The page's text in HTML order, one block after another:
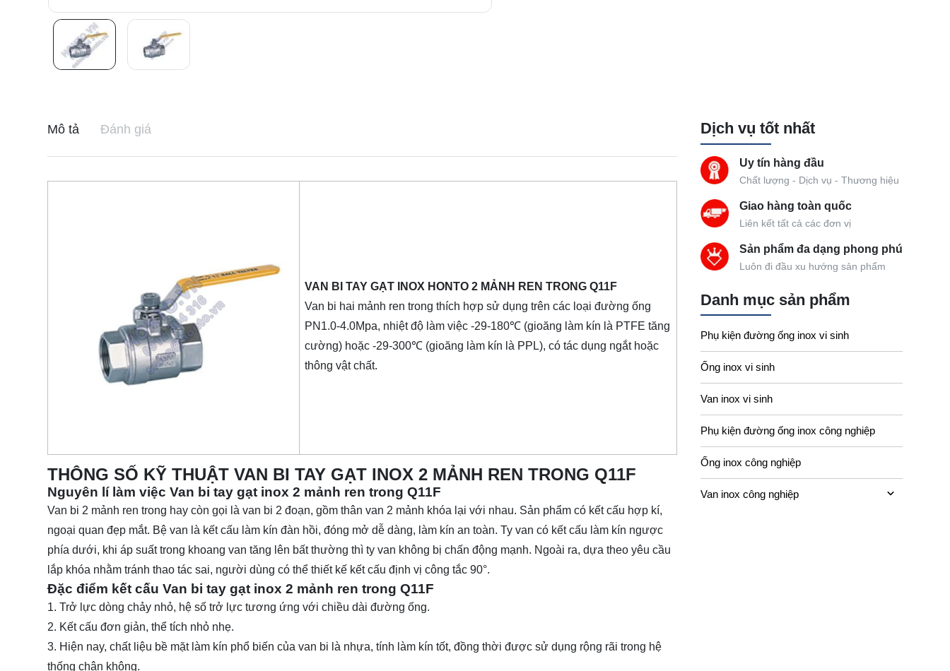
Mô tả Đánh giá
VAN BI TAY GẠT INOX HONTO 2 MẢNH REN TRONG Q11F
Van bi hai mảnh ren trong thích hợp sử dụng trên các loại đường ống
PN1.0-4.0Mpa, nhiệt độ làm việc -29-180℃ (gioăng làm kín là PTFE tăng
cường) hoặc -29-300℃ (gioăng làm kín là PPL), có tác dụng ngắt hoặc
thông vật chất.
THÔNG SỐ KỸ THUẬT VAN BI TAY GẠT INOX 2 MẢNH REN TRONG Q11F
Nguyên lí làm việc Van bi tay gạt inox 2 mảnh ren trong Q11F
Van bi 2 mảnh ren trong hay còn gọi là van bi 2 đoạn, gồm thân van 2 mảnh khóa lại với nhau. Sản phẩm có kết cấu hợp kí,
ngoại quan đẹp mắt. Bệ van là kết cấu làm kín đàn hồi, đóng mở dễ dàng, làm kín an toàn. Ty van có kết cấu làm kín ngược
phía dưới, khi áp suất trong khoang van tăng lên bất thường thì ty van không bị chấn động mạnh. Ngoài ra, dựa theo yêu cầu
lắp khóa nhằm tránh thao tác sai, người dùng có thể thiết kế kết cấu định vị công tắc 90°.
Đặc điểm kết cấu Van bi tay gạt inox 2 mảnh ren trong Q11F
1. Trở lực dòng chảy nhỏ, hệ số trở lực tương ứng với chiều dài đường ống.
2. Kết cấu đơn giản, thể tích nhỏ nhẹ.
3. Hiện nay, chất liệu bề mặt làm kín phổ biến của van bi là nhựa, tính làm kín tốt, đồng thời được sử dụng rộng rãi trong hệ
thống chân không.
Dịch vụ tốt nhất
Uy tín hàng đầu
Chất lượng - Dịch vụ - Thương hiệu
Giao hàng toàn quốc
Liên kết tất cả các đơn vị
Sản phẩm đa dạng phong phú
Luôn đi đầu xu hướng sản phẩm
Danh mục sản phẩm
Phụ kiện đường ống inox vi sinh
Ống inox vi sinh
Van inox vi sinh
Phụ kiện đường ống inox công nghiệp
Ống inox công nghiệp
Van inox công nghiệp